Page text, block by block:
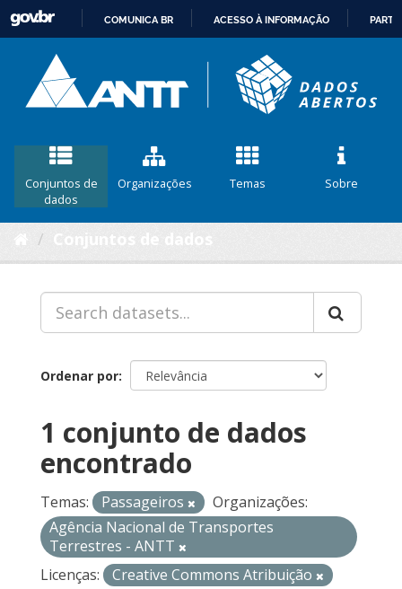
CONTEÚDO
COMUNICA BR ACESSO À INFORMAÇÃO
Conjuntos de
dados
Organizações Temas Sobre
Ordenar por
1 conjunto de dados
encontrado
Temas: Passageiros
Organizações:
Agência Nacional de Transportes
Terrestres - ANTT
Licenças:
Creative Commons Atribuição